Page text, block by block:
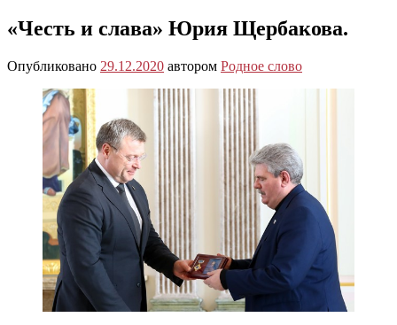
«Честь и слава» Юрия Щербакова.
Опубликовано 29.12.2020 автором Родное слово